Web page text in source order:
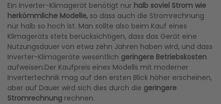
Ein Inverter-Klimagerät benötigt nur halb soviel Strom wie
herkömmliche Modelle, so dass auch die Stromrechnung
nur halb so hoch ist. Man sollte also beim Kauf eines
Klimageräts stets berücksichtigen, dass das Gerät eine
Nutzungsdauer von etwa zehn Jahren haben wird, und dass
Inverter-Klimageräte wesentlich geringere Betriebskosten
aufweisen.Der Kaufpreis eines Modells mit moderner
Invertertechnik mag auf den ersten Blick höher erscheinen,
aber auf Dauer wird sich dies durch die geringere
Stromrechnung rechnen.